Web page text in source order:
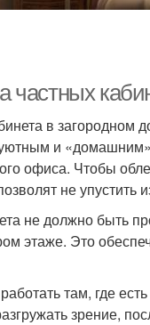
частных
в
и
офиса. Чтобы
не упустить
не должно быть
этаже. Это
там, где
зрение,